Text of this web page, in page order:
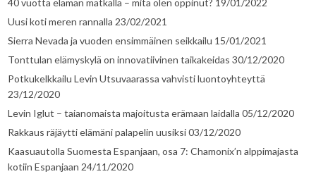
40 vuotta elämän matkalla – mitä olen oppinut? 19/01/2022
Uusi koti meren rannalla 23/02/2021
Sierra Nevada ja vuoden ensimmäinen seikkailu 15/01/2021
Tonttulan elämyskylä on innovatiivinen taikakeidas 30/12/2020
Potkukelkkailu Levin Utsuvaarassa vahvisti luontoyhteyttä
23/12/2020
Levin Iglut – taianomaista majoitusta erämaan laidalla 05/12/2020
Rakkaus räjäytti elämäni palapelin uusiksi03/12/2020
Kaasuautolla Suomesta Espanjaan, osa 7: Chamonix’n alppimajasta
kotiin Espanjaan 24/11/2020